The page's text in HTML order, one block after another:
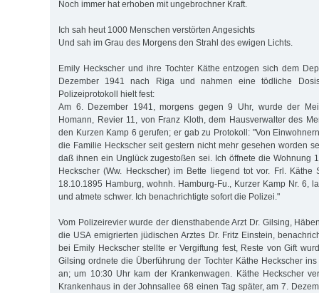
Noch immer hat erhoben mit ungebrochner Kraft.
Ich sah heut 1000 Menschen verstörten Angesichts
Und sah im Grau des Morgens den Strahl des ewigen Lichts.
Emily Heckscher und ihre Tochter Käthe entzogen sich dem
Dezember 1941 nach Riga und nahmen eine tödliche
Polizeiprotokoll hielt fest:
Am 6. Dezember 1941, morgens gegen 9 Uhr, wurde der
Homann, Revier 11, von Franz Kloth, dem Hausverwalter des
den Kurzen Kamp 6 gerufen; er gab zu Protokoll: "Von
die Familie Heckscher seit gestern nicht mehr gesehen worden
daß ihnen ein Unglück zugestoßen sei. Ich öffnete die Wohnung
Heckscher (Ww. Heckscher) im Bette liegend tot vor. Frl. Käthe
18.10.1895 Hamburg, wohnh. Hamburg-Fu., Kurzer Kamp Nr. 6,
und atmete schwer. Ich benachrichtigte sofort die Polizei."
Vom Polizeirevier wurde der diensthabende Arzt Dr. Gilsing,
die USA emigrierten jüdischen Arztes Dr. Fritz Einstein,
bei Emily Heckscher stellte er Vergiftung fest, Reste von Gift
Gilsing ordnete die Überführung der Tochter Käthe Heckscher
an; um 10:30 Uhr kam der Krankenwagen. Käthe Heckscher
Krankenhaus in der Johnsallee 68 einen Tag später, am 7.